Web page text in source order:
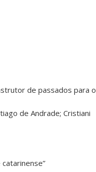
de passados para o
de Andrade; Cristiani